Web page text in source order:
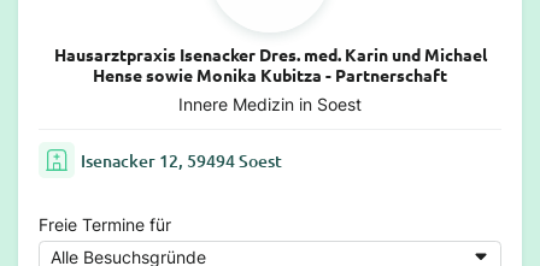
Hausarztpraxis Isenacker Dres. med. Karin und Michael
Hense sowie Monika Kubitza - Partnerschaft
Innere Medizin in Soest
Isenacker 12, 59494 Soest
Freie Termine für